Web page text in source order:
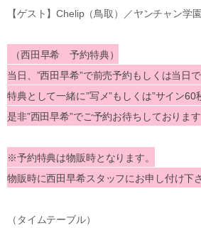
【ゲスト】Chelip（鳥取）／ヤンチャン学
（西田早希 予約特典）
当日、”西田早希”で前売予約もしくは当日
特典として一緒に”写メ”もしくは”サイン60
是非”西田早希”でご予約お待ちしております
※予約特典は物販時となります。
物販時に西田早希スタッフにお申し付け下さ
（タイムテーブル）